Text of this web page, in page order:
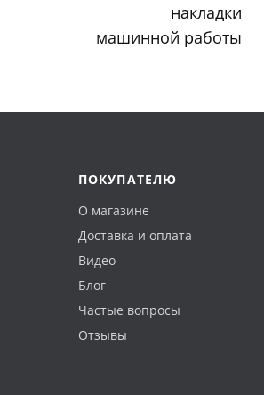
накладки
машинной работы
ПОКУПАТЕЛЮ
О магазине
Доставка и оплата
Видео
Блог
Частые вопросы
Отзывы